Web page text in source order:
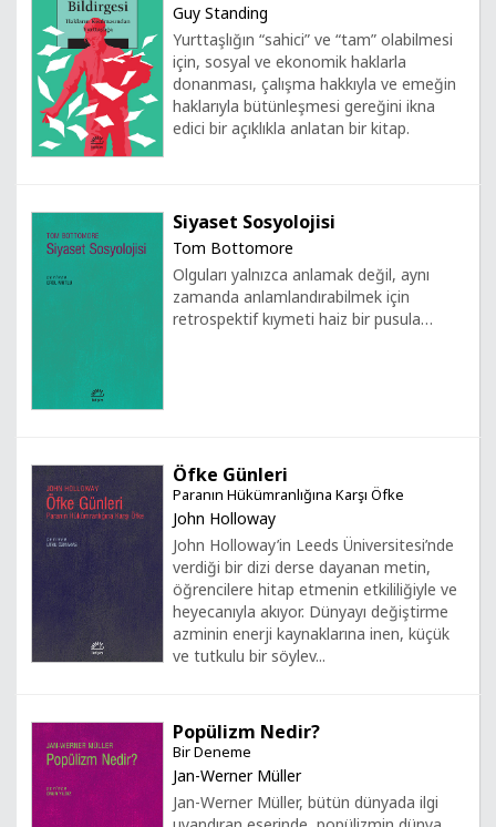
Guy Standing
Yurttaşlığın “sahici” ve “tam” olabilmesi
için, sosyal ve ekonomik haklarla
donanması, çalışma hakkıyla ve emeğin
haklarıyla bütünleşmesi gereğini ikna
edici bir açıklıkla anlatan bir kitap.
Siyaset Sosyolojisi
Tom Bottomore
Olguları yalnızca anlamak değil, aynı
zamanda anlamlandırabilmek için
retrospektif kıymeti haiz bir pusula…
Öfke Günleri
Paranın Hükümranlığına Karşı Öfke
John Holloway
John Holloway’in Leeds Üniversitesi’nde
verdiği bir dizi derse dayanan metin,
öğrencilere hitap etmenin etkililiğiyle ve
heyecanıyla akıyor. Dünyayı değiştirme
azminin enerji kaynaklarına inen, küçük
ve tutkulu bir söylev...
Popülizm Nedir?
Bir Deneme
Jan-Werner Müller
Jan-Werner Müller, bütün dünyada ilgi